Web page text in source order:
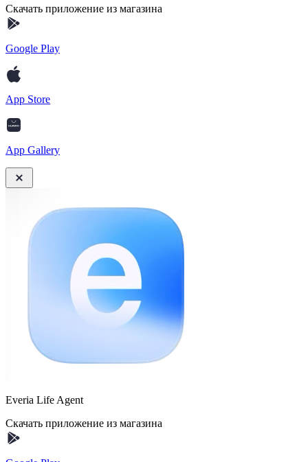
Скачать приложение из магазина
Google Play
App Store
App Gallery
Everia Life Agent
Скачать приложение из магазина